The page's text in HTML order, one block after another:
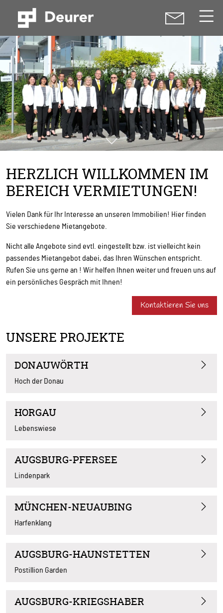
HERZLICH WILLKOMMEN IM
BEREICH VERMIETUNGEN!
Vielen Dank für Ihr Interesse an unseren Immobilien! Hier finden
Sie verschiedene Mietangebote.
Nicht alle Angebote sind evtl. eingestellt bzw. ist vielleicht kein
passendes Mietangebot dabei, das Ihren Wünschen entspricht.
Rufen Sie uns gerne an ! Wir helfen Ihnen weiter und freuen uns auf
ein persönliches Gespräch mit Ihnen!
Kontaktieren Sie uns
UNSERE PROJEKTE
DONAUWÖRTH
Hoch der Donau
HORGAU
Lebenswiese
AUGSBURG-PFERSEE
Lindenpark
MÜNCHEN-NEUAUBING
Harfenklang
AUGSBURG-HAUNSTETTEN
Postillion Garden
AUGSBURG-KRIEGSHABER